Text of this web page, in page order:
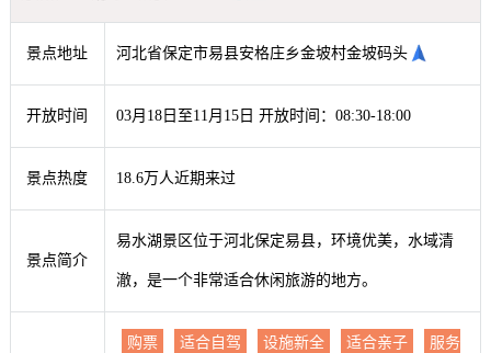
景点地址 河北省保定市易县安格庄乡金坡村金坡码头
开放时间 03月18日至11月15日 开放时间：08:30-18:00
景点热度 18.6万人近期来过
景点简介
易水湖景区位于河北保定易县，环境优美，水域清
澈，是一个非常适合休闲旅游的地方。
购票 适合自驾 设施新全 适合亲子 服务